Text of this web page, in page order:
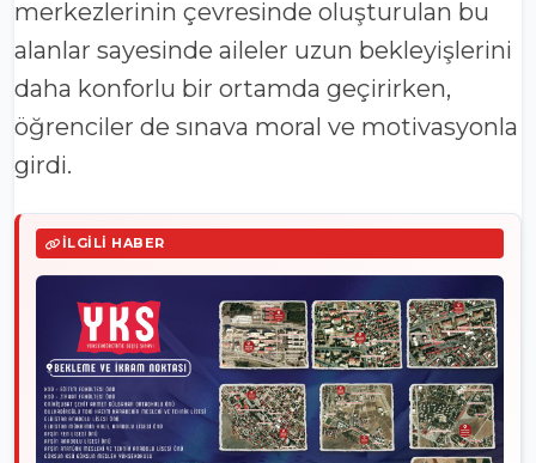
merkezlerinin çevresinde oluşturulan bu
alanlar sayesinde aileler uzun bekleyişlerini
daha konforlu bir ortamda geçirirken,
öğrenciler de sınava moral ve motivasyonla
girdi.
İLGILI HABER